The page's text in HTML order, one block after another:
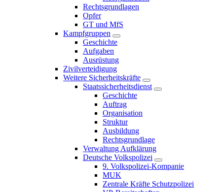
Rechtsgrundlagen
Opfer
GT und MfS
Kampfgruppen
Geschichte
Aufgaben
Ausrüstung
Zivilverteidigung
Weitere Sicherheitskräfte
Staatssicherheitsdienst
Geschichte
Auftrag
Organisation
Struktur
Ausbildung
Rechtsgrundlage
Verwaltung Aufklärung
Deutsche Volkspolizei
9. Volkspolizei-Kompanie
MUK
Zentrale Kräfte Schutzpolizei